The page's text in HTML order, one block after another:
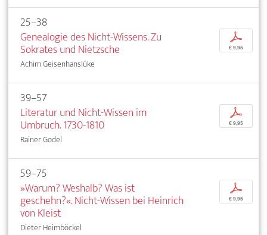
25–38
Genealogie des Nicht-Wissens. Zu
Sokrates und Nietzsche
Achim Geisenhanslüke
p
€ 9,95
39–57
Literatur und Nicht-Wissen im
Umbruch. 1730-1810
Rainer Godel
p
€ 9,95
59–75
»Warum? Weshalb? Was ist
geschehn?«. Nicht-Wissen bei Heinrich
von Kleist
Dieter Heimböckel
p
€ 9,95